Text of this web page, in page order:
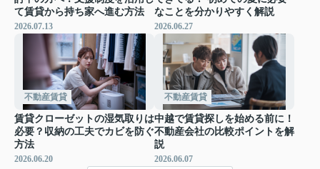
て賃貸から持ち家へ進む方法
2026.07.13
なことを分かりやすく解説
2026.06.27
不動産賃貸
賃貸クローゼットの湿気取りは
必要？収納の工夫でカビを防ぐ
方法
2026.06.20
不動産賃貸
中越で賃貸探しを始める前に！
不動産会社の比較ポイントを解
説
2026.06.07